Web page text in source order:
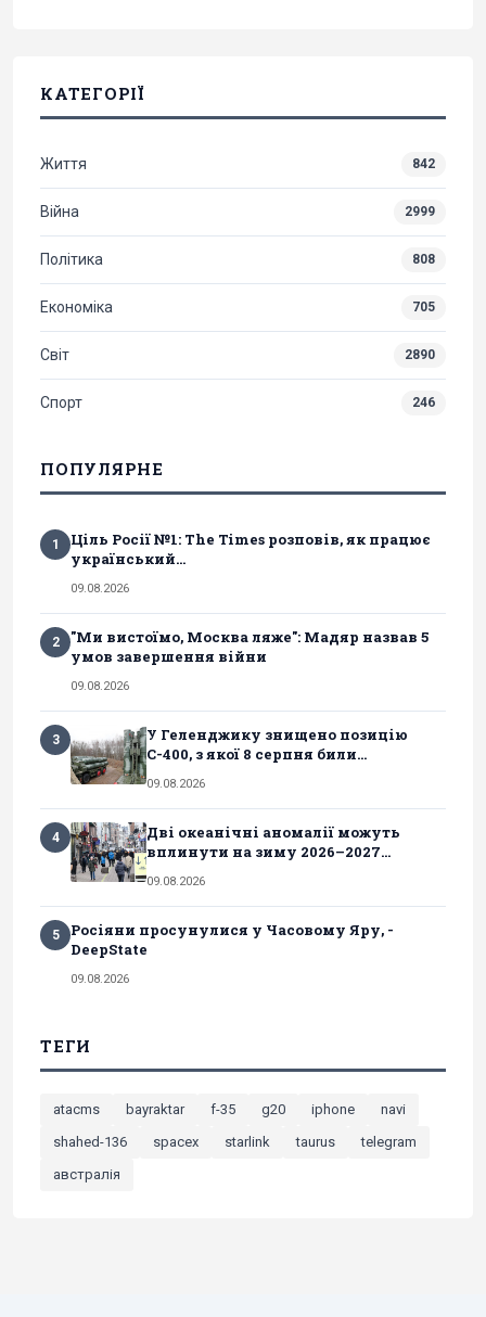
КАТЕГОРІЇ
Життя 842
Війна 2999
Політика 808
Економіка 705
Світ 2890
Спорт 246
ПОПУЛЯРНЕ
1
Ціль Росії №1: The Times розповів, як працює
український...
09.08.2026
2
"Ми вистоїмо, Москва ляже": Мадяр назвав 5
умов завершення війни
09.08.2026
3
У Геленджику знищено позицію
С-400, з якої 8 серпня били...
09.08.2026
4
Дві океанічні аномалії можуть
вплинути на зиму 2026–2027...
09.08.2026
5
Росіяни просунулися у Часовому Яру, -
DeepState
09.08.2026
ТЕГИ
atacms bayraktar f-35 g20 iphone
navi
shahed-136
spacex starlink taurus
telegram
австралія